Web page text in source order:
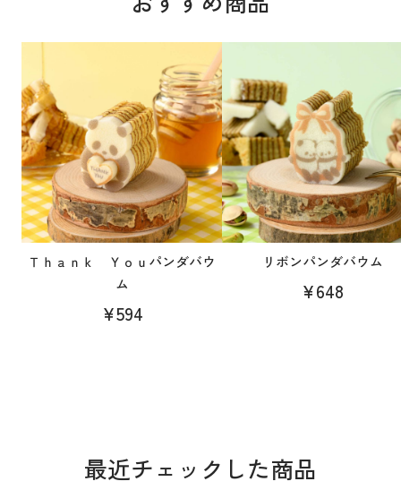
Ｔｈａｎｋ Ｙｏｕパンダバウ
ム
¥594
リボンパンダバウム
¥648
最近チェックした商品